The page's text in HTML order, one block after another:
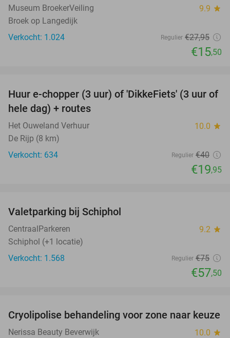
Museum BroekerVeiling 9.9 star
Broek op Langedijk
Verkocht: 1.024
Regulier €27,95
€15,50
50%
Huur e-chopper (3 uur) of 'DikkeFiets' (3 uur of
hele dag) + routes
Het Ouweland Verhuur 10.0 star
De Rijp (8 km)
Verkocht: 634
Regulier €40
€19,95
Valetparking bij Schiphol
CentraalParkeren 9.2 star
Schiphol (+1 locatie)
Verkocht: 1.568
Regulier €75
€57,50
51%
Cryolipolise behandeling voor zone naar keuze
Nerissa Beauty Beverwijk 10.0 star